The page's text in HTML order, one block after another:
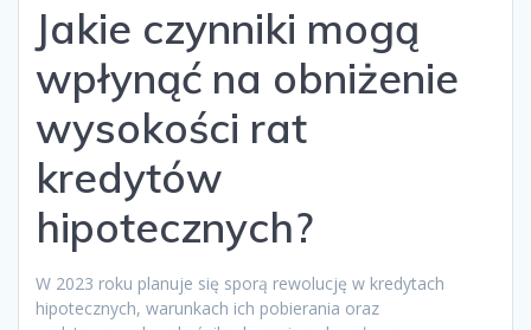
Jakie czynniki mogą
wpłynąć na obniżenie
wysokości rat
kredytów
hipotecznych?
W 2023 roku planuje się sporą rewolucję w kredytach
hipotecznych, warunkach ich pobierania oraz